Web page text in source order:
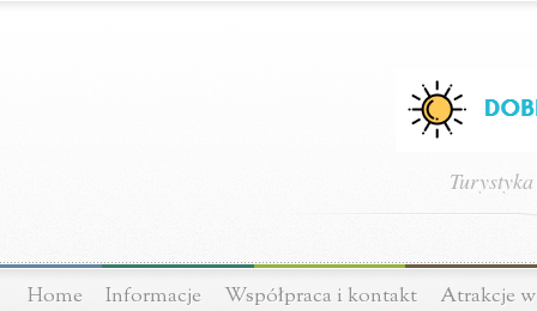
Home Informacje Współpraca i kontakt Atrakcje